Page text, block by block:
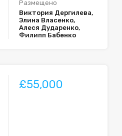
Размещено
Виктория Дергилева,
Элина Власенко,
Алеся Дударенко,
Филипп Бабенко
£55,000